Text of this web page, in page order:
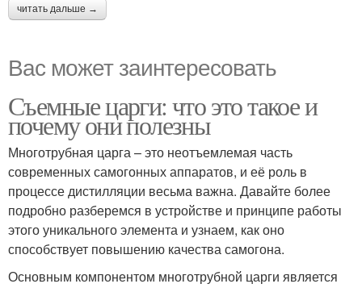
читать дальше →
Вас может заинтересовать
Съемные царги: что это такое и
почему они полезны
Многотрубная царга – это неотъемлемая часть
современных самогонных аппаратов, и её роль в
процессе дистилляции весьма важна. Давайте более
подробно разберемся в устройстве и принципе работы
этого уникального элемента и узнаем, как оно
способствует повышению качества самогона.
Основным компонентом многотрубной царги является